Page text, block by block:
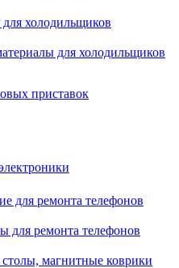
холодильщиков
для холодильщиков
приставок
для ремонта телефонов
для ремонта телефонов
магнитные коврики